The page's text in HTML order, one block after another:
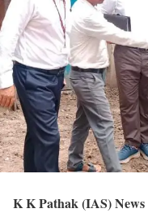
K K Pathak (IAS) News